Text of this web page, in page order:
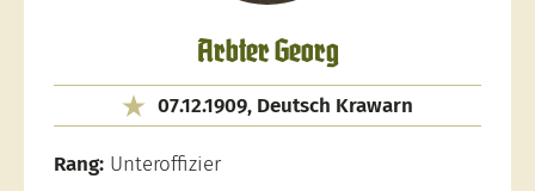
Arbter Georg
07.12.1909, Deutsch Krawarn
Rang: Unteroffizier